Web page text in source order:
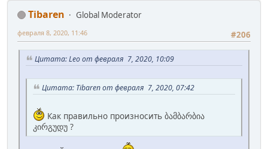
Tibaren
Global Moderator
#206
февраля 8, 2020, 11:46
Цитата: Leo от февраля 7, 2020, 10:09
Цитата: Tibaren от февраля 7, 2020, 07:42
Как правильно произносить ბამბარბია
კირგუდუ ?